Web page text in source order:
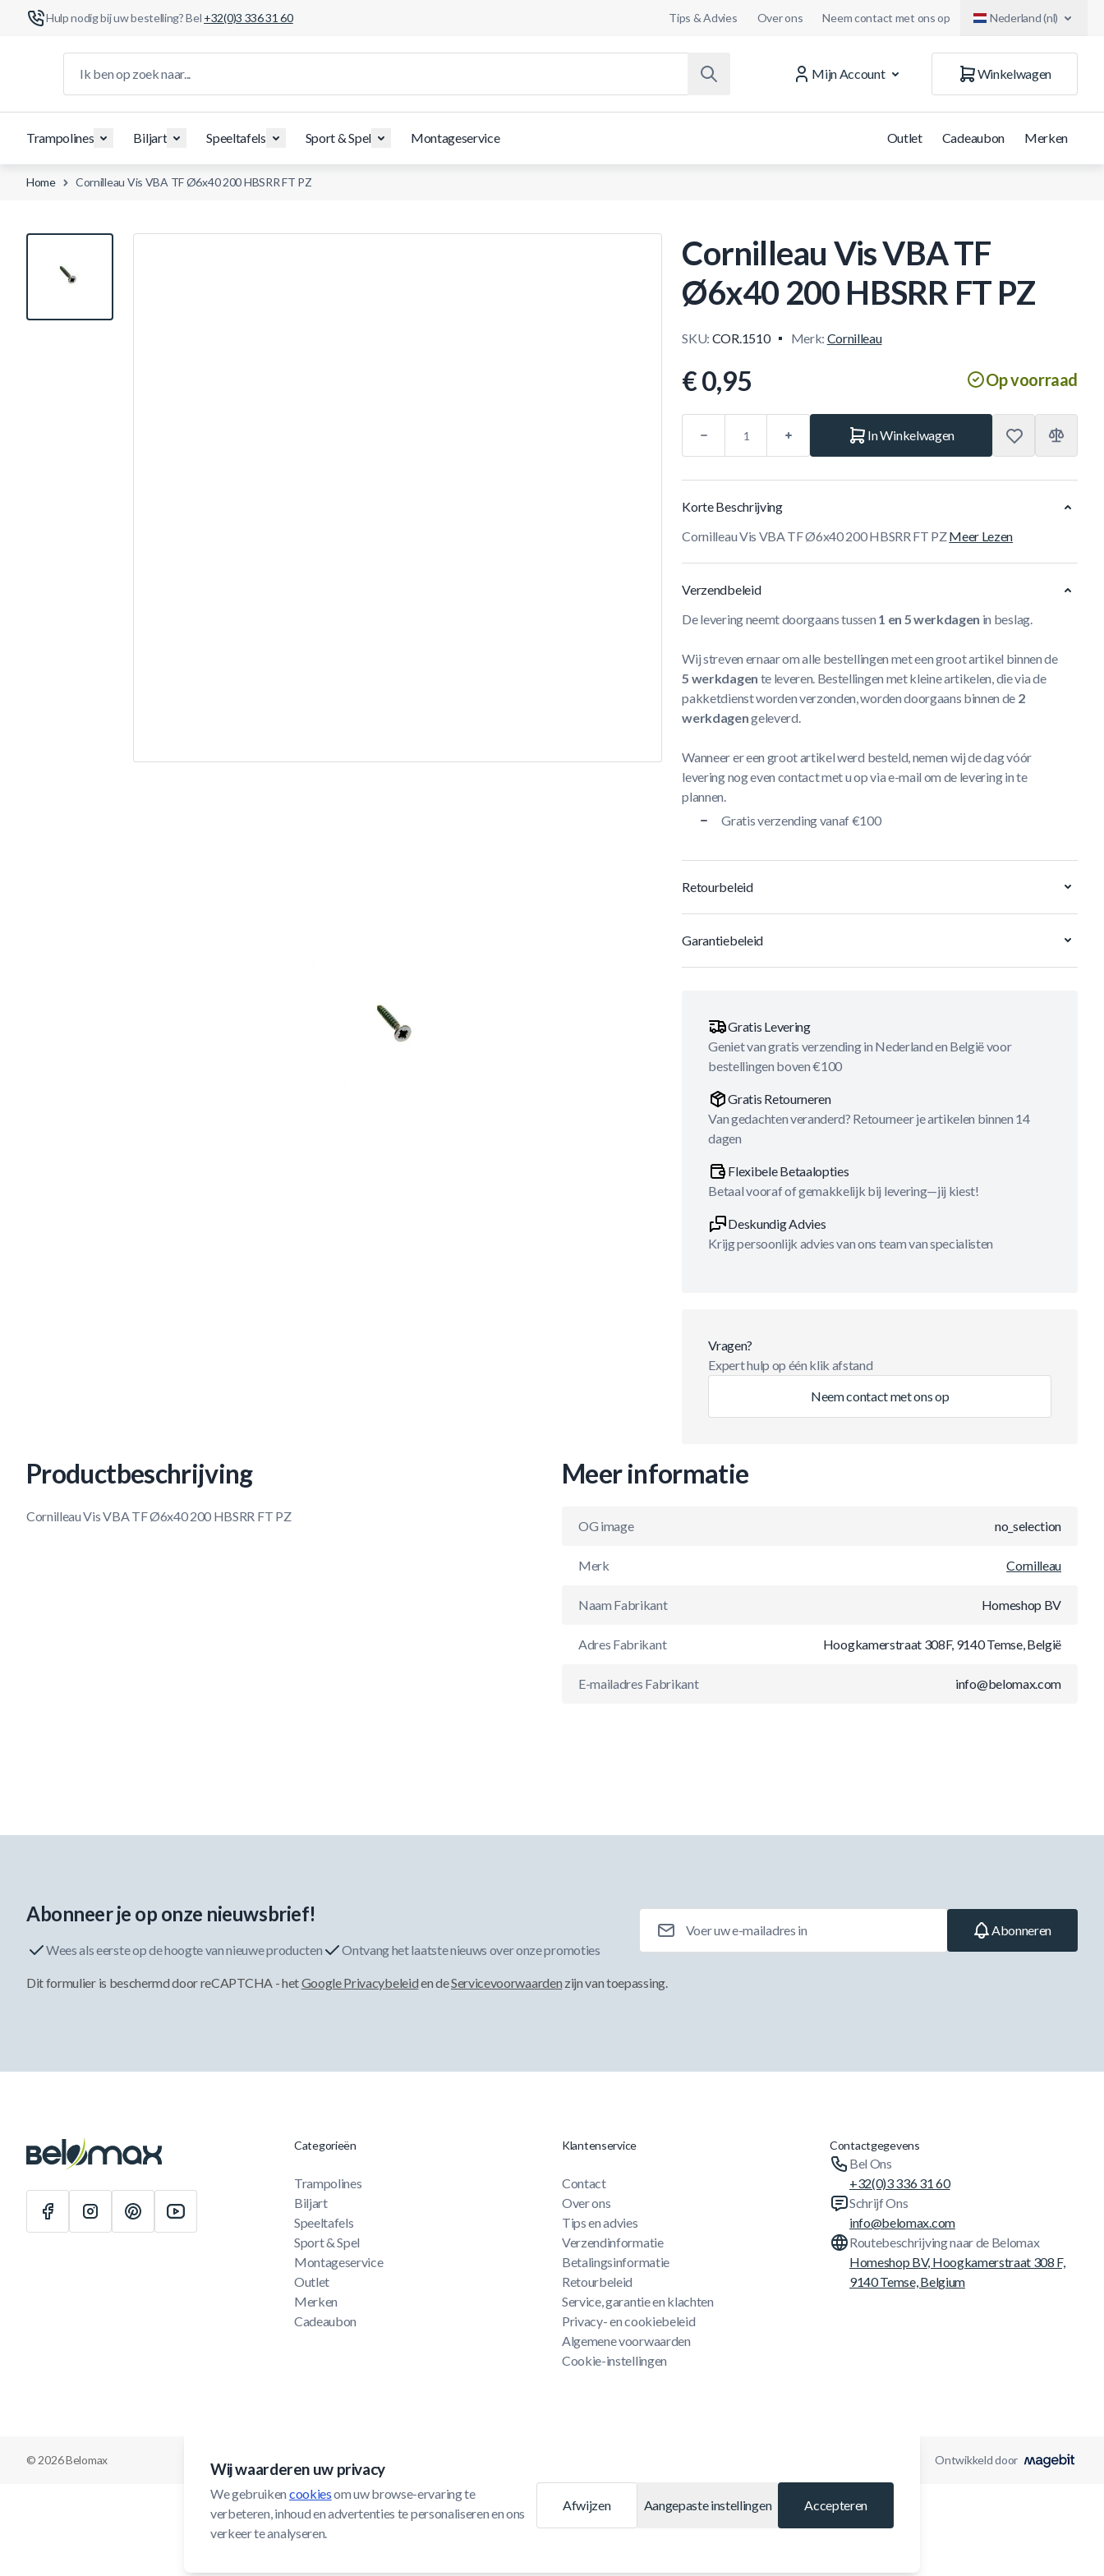
Hulp nodig bij uw bestelling? Bel +32(0)3 336 31 60 Tips & Advies Over ons Neem contact met ons op Nederland (nl)
Mijn Account
Winkelwagen
Trampolines Biljart Speeltafels Sport & Spel Montageservice Outlet Cadeaubon Merken
Home Cornilleau Vis VBA TF Ø6x40 200 HBSRR FT PZ
View larger image
Cornilleau Vis VBA TF
Ø6x40 200 HBSRR FT PZ
SKU: COR.1510 Merk: Cornilleau
€ 0,95 Op voorraad
In Winkelwagen
Korte Beschrijving
Cornilleau Vis VBA TF Ø6x40 200 HBSRR FT PZMeer Lezen
Verzendbeleid
De levering neemt doorgaans tussen 1 en 5 werkdagen in beslag.
Wij streven ernaar om alle bestellingen met een groot artikel binnen de
5 werkdagen te leveren. Bestellingen met kleine artikelen, die via de
pakketdienst worden verzonden, worden doorgaans binnen de 2
werkdagengeleverd.
Wanneer er een groot artikel werd besteld, nemen wij de dag vóór
levering nog even contact met u op via e-mail om de levering in te
plannen.
Gratis verzending vanaf €100
Retourbeleid
Garantiebeleid
Gratis Levering
Geniet van gratis verzending in Nederland en België voor
bestellingen boven €100
Gratis Retourneren
Van gedachten veranderd? Retourneer je artikelen binnen 14
dagen
Flexibele Betaalopties
Betaal vooraf of gemakkelijk bij levering—jij kiest!
Deskundig Advies
Krijg persoonlijk advies van ons team van specialisten
Vragen?
Expert hulp op één klik afstand
Neem contact met ons op
Productbeschrijving
Cornilleau Vis VBA TF Ø6x40 200 HBSRR FT PZ
Meer informatie
OG image no_selection
Merk Cornilleau
Naam Fabrikant Homeshop BV
Adres Fabrikant Hoogkamerstraat 308F, 9140 Temse, België
E-mailadres Fabrikant info@belomax.com
Wij waarderen uw privacy
We gebruiken cookies om uw browse-ervaring te
verbeteren, inhoud en advertenties te personaliseren en ons
verkeer te analyseren.
Afwijzen Aangepaste instellingen Accepteren
Abonneer je op onze nieuwsbrief!
Wees als eerste op de hoogte van nieuwe producten Ontvang het laatste nieuws over onze promoties
Abonneren
Dit formulier is beschermd door reCAPTCHA - hetGoogle Privacybeleiden deServicevoorwaarden zijn van toepassing.
Categorieën
Trampolines
Biljart
Speeltafels
Sport & Spel
Montageservice
Outlet
Merken
Cadeaubon
Klantenservice
Contact
Over ons
Tips en advies
Verzendinformatie
Betalingsinformatie
Retourbeleid
Service, garantie en klachten
Privacy- en cookiebeleid
Algemene voorwaarden
Cookie-instellingen
Contactgegevens
Bel Ons
+32(0)3 336 31 60
Schrijf Ons
info@belomax.com
Routebeschrijving naar de Belomax
Homeshop BV, Hoogkamerstraat 308 F,
9140 Temse, Belgium
© 2026 Belomax Ontwikkeld door